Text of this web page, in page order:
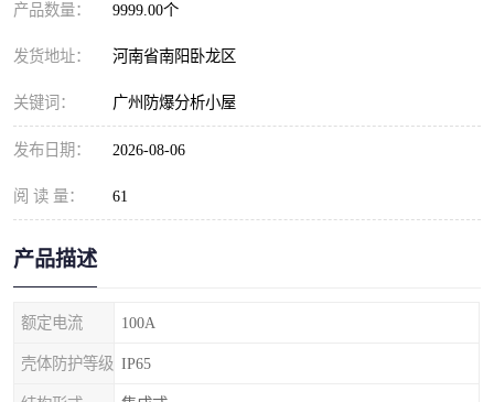
产品数量： 9999.00个
发货地址： 河南省南阳卧龙区
关键词： 广州防爆分析小屋
发布日期： 2026-08-06
阅 读 量： 61
产品描述
额定电流 100A
壳体防护等级 IP65